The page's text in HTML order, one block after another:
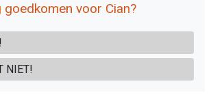
goedkomen voor Cian?
NIET!